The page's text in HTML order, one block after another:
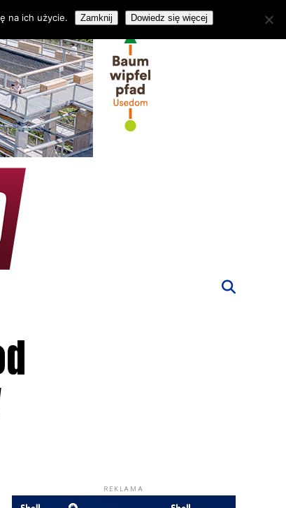
REKLAMA
na ich użycie. Zamknij Dowiedz się więcej